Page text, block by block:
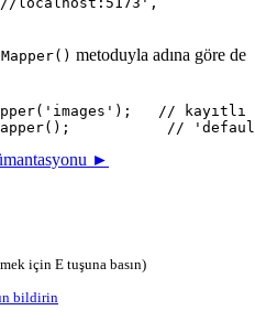
metoduyla adına göre de
// kayıtlı
►